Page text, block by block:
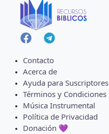
Contacto
Acerca de
Ayuda para Suscriptores
Términos y Condiciones
Música Instrumental
Política de Privacidad
Donación 💜